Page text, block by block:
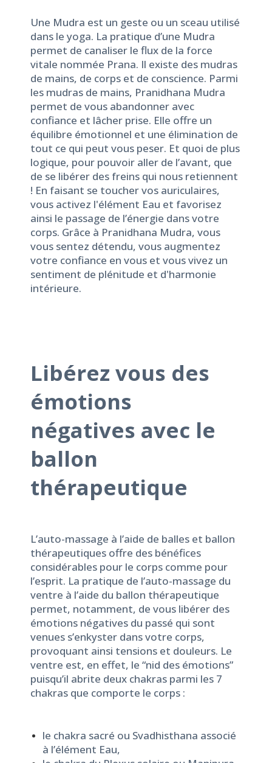
Une Mudra est un geste ou un sceau utilisé
dans le yoga. La pratique d’une Mudra
permet de canaliser le flux de la force
vitale nommée Prana. Il existe des mudras
de mains, de corps et de conscience. Parmi
les mudras de mains, Pranidhana Mudra
permet de vous abandonner avec
confiance et lâcher prise. Elle offre un
équilibre émotionnel et une élimination de
tout ce qui peut vous peser. Et quoi de plus
logique, pour pouvoir aller de l’avant, que
de se libérer des freins qui nous retiennent
! En faisant se toucher vos auriculaires,
vous activez l'élément Eau et favorisez
ainsi le passage de l’énergie dans votre
corps. Grâce à Pranidhana Mudra, vous
vous sentez détendu, vous augmentez
votre confiance en vous et vous vivez un
sentiment de plénitude et d'harmonie
intérieure.
Libérez vous des
émotions
négatives avec le
ballon
thérapeutique
L’auto-massage à l’aide de balles et ballon
thérapeutiques offre des bénéfices
considérables pour le corps comme pour
l’esprit. La pratique de l’auto-massage du
ventre à l’aide du ballon thérapeutique
permet, notamment, de vous libérer des
émotions négatives du passé qui sont
venues s’enkyster dans votre corps,
provoquant ainsi tensions et douleurs. Le
ventre est, en effet, le “nid des émotions”
puisqu’il abrite deux chakras parmi les 7
chakras que comporte le corps :
le chakra sacré ou Svadhisthana associé
à l’élément Eau,